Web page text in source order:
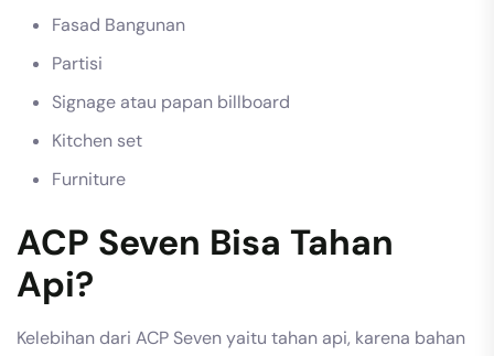
Fasad Bangunan
Partisi
Signage atau papan billboard
Kitchen set
Furniture
ACP Seven Bisa Tahan
Api?
Kelebihan dari ACP Seven yaitu tahan api, karena bahan